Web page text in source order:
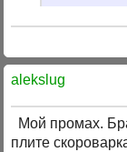
alekslug
Мой промах.
плите